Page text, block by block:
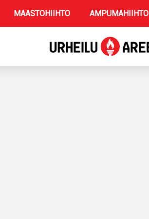
MAASTOHIIHTO AMPUMAHIIHTO